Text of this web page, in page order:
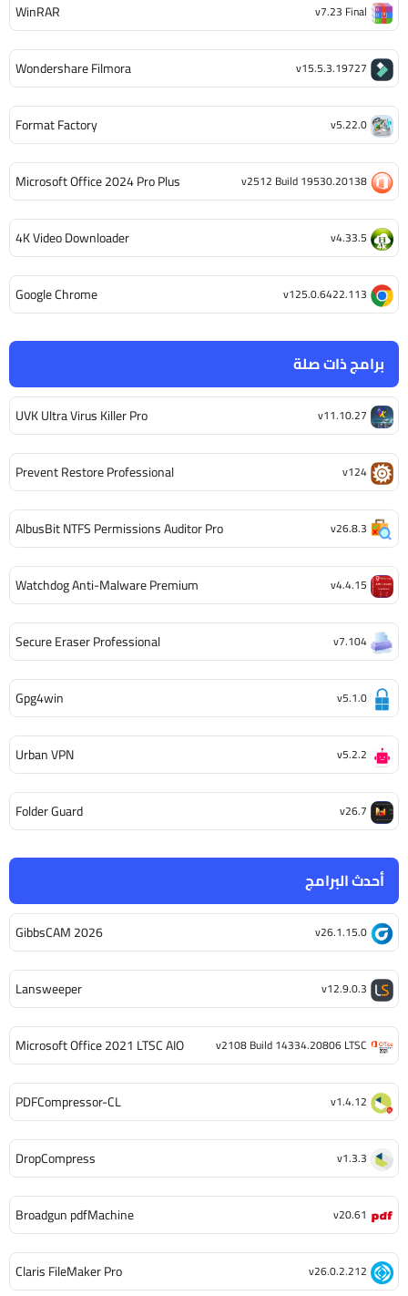
أحدث البرامج
GibbsCAM 2026 v26.1.15.0
Lansweeper v12.9.0.3
Microsoft Office 2021 LTSC AIO v2108 Build 14334.20806 LTSC
PDFCompressor-CL v1.4.12
DropCompress v1.3.3
Broadgun pdfMachine v20.61
Claris FileMaker Pro v26.0.2.212
برامج ذات صلة
UVK Ultra Virus Killer Pro v11.10.27
Prevent Restore Professional v124
AlbusBit NTFS Permissions Auditor Pro v26.8.3
Watchdog Anti-Malware Premium v4.4.15
Secure Eraser Professional v7.104
Gpg4win v5.1.0
Urban VPN v5.2.2
Folder Guard v26.7
WinRAR v7.23 Final
Wondershare Filmora v15.5.3.19727
Format Factory v5.22.0
Microsoft Office 2024 Pro Plus v2512 Build 19530.20138
4K Video Downloader v4.33.5
Google Chrome v125.0.6422.113